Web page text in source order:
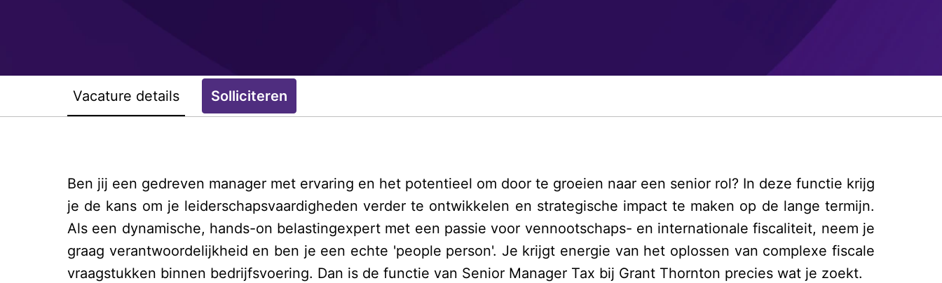
Vacature details Solliciteren
Ben jij een gedreven manager met ervaring en het potentieel om door te groeien naar een senior rol? In deze functie krijg
je de kans om je leiderschapsvaardigheden verder te ontwikkelen en strategische impact te maken op de lange termijn.
Als een dynamische, hands-on belastingexpert met een passie voor vennootschaps- en internationale fiscaliteit, neem je
graag verantwoordelijkheid en ben je een echte 'people person'. Je krijgt energie van het oplossen van complexe fiscale
vraagstukken binnen bedrijfsvoering. Dan is de functie van Senior Manager Tax bij Grant Thornton precies wat je zoekt.